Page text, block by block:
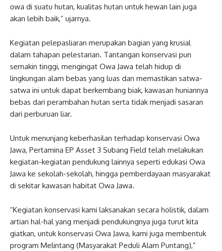
owa di suatu hutan, kualitas hutan untuk hewan lain juga
akan lebih baik,” ujarnya.
Kegiatan pelepasliaran merupakan bagian yang krusial
dalam tahapan pelestarian. Tantangan konservasi pun
semakin tinggi, mengingat Owa Jawa telah hidup di
lingkungan alam bebas yang luas dan memastikan satwa-
satwa ini untuk dapat berkembang biak, kawasan huniannya
bebas dari perambahan hutan serta tidak menjadi sasaran
dari perburuan liar.
Untuk menunjang keberhasilan terhadap konservasi Owa
Jawa, Pertamina EP Asset 3 Subang Field telah melakukan
kegiatan-kegiatan pendukung lainnya seperti edukasi Owa
Jawa ke sekolah-sekolah, hingga pemberdayaan masyarakat
di sekitar kawasan habitat Owa Jawa.
“Kegiatan konservasi kami laksanakan secara holistik, dalam
artian hal-hal yang menjadi pendukungnya juga turut kita
giatkan, untuk konservasi Owa Jawa, kami juga membentuk
program Melintang (Masyarakat Peduli Alam Puntang),”